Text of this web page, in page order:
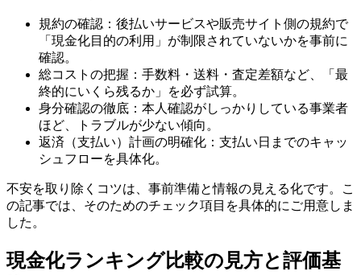
規約の確認：後払いサービスや販売サイト側の規約で
「現金化目的の利用」が制限されていないかを事前に
確認。
総コストの把握：手数料・送料・査定差額など、「最
終的にいくら残るか」を必ず試算。
身分確認の徹底：本人確認がしっかりしている事業者
ほど、トラブルが少ない傾向。
返済（支払い）計画の明確化：支払い日までのキャッ
シュフローを具体化。
不安を取り除くコツは、事前準備と情報の見える化です。こ
の記事では、そのためのチェック項目を具体的にご用意しま
した。
現金化ランキング比較の見方と評価基